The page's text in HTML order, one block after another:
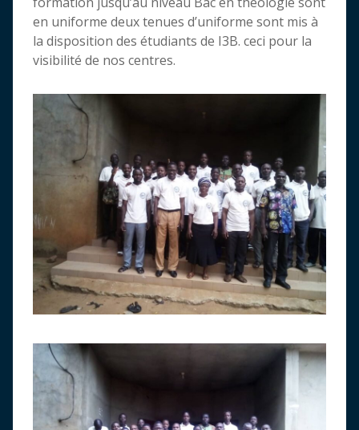
en uniforme deux tenues d’uniforme sont mis à
la disposition des étudiants de I3B. ceci pour la
visibilité de nos centres.